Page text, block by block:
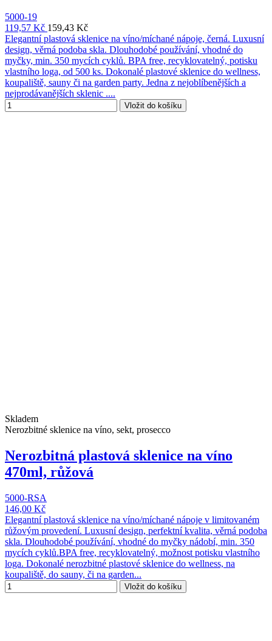
5000-19
119,57 Kč 159,43 Kč
Elegantní plastová sklenice na víno/míchané nápoje, černá. Luxusní
design, věrná podoba skla. Dlouhodobé používání, vhodné do
myčky, min. 350 mycích cyklů. BPA free, recyklovatelný, potisku
vlastního loga, od 500 ks. Dokonalé plastové sklenice do wellness,
koupaliště, sauny či na garden party. Jedna z nejoblíbenějších a
nejprodávanějších sklenic ....
Vložit do košíku
Skladem
Nerozbitné sklenice na víno, sekt, prosecco
Nerozbitná plastová sklenice na víno
470ml, růžová
5000-RSA
146,00 Kč
Elegantní plastová sklenice na víno/míchané nápoje v limitovaném
růžovým provedení. Luxusní design, perfektní kvalita, věrná podoba
skla. Dlouhodobé používání, vhodné do myčky nádobí, min. 350
mycích cyklů.BPA free, recyklovatelný, možnost potisku vlastního
loga. Dokonalé nerozbitné plastové sklenice do wellness, na
koupaliště, do sauny, či na garden...
Vložit do košíku